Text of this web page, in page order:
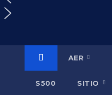
AER
S500 SITIO